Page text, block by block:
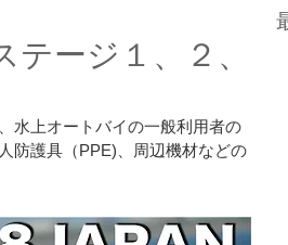
ージ１、２、
水上オートバイの一般利用者の
防護具（PPE)、周辺機材などの